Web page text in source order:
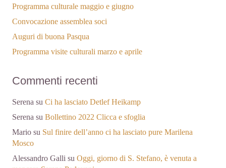
Programma culturale maggio e giugno
Convocazione assemblea soci
Auguri di buona Pasqua
Programma visite culturali marzo e aprile
Commenti recenti
Serena su Ci ha lasciato Detlef Heikamp
Serena su Bollettino 2022 Clicca e sfoglia
Mario su Sul finire dell’anno ci ha lasciato pure Marilena
Mosco
Alessandro Galli su Oggi, giorno di S. Stefano, è venuta a